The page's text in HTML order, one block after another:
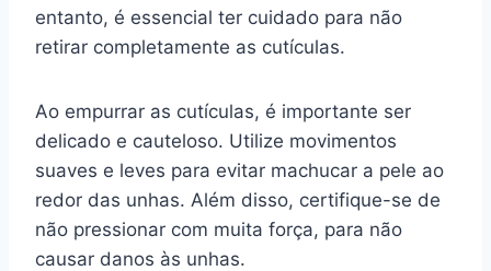
entanto, é essencial ter cuidado para não
retirar completamente as cutículas.
Ao empurrar as cutículas, é importante ser
delicado e cauteloso. Utilize movimentos
suaves e leves para evitar machucar a pele ao
redor das unhas. Além disso, certifique-se de
não pressionar com muita força, para não
causar danos às unhas.